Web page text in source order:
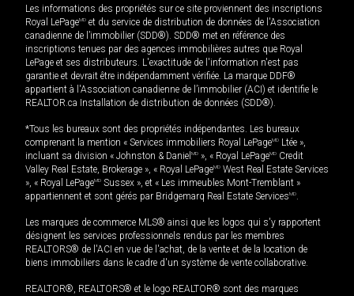
Les informations des propriétés sur ce site proviennent des inscriptions
Royal LePageMD et du service de distribution de données de l'Association
canadienne de l’immobilier (SDD®). SDD® met en référence des
inscriptions tenues par des agences immobilières autres que Royal
LePage et ses distributeurs. L'exactitude de l'information n'est pas
garantie et devrait être indépendamment vérifiée. La marque DDF®
appartient à l'Association canadienne de l’immobilier (ACI) et identifie le
REALTOR.ca Installation de distribution de données (SDD®).
*Tous les bureaux sont des propriétés indépendantes. Les bureaux
comprenant la mention « Services immobiliers Royal LePageMD Ltée »,
incluant sa division « Johnston & Daniel MD », « Royal LePageMD Credit
Valley Real Estate, Brokerage », « Royal LePageMD West Real Estate Services
», « Royal LePageMD Sussex », et « Les immeubles Mont-Tremblant »
appartiennent et sont gérés par Bridgemarq Real Estate ServicesMD.
Les marques de commerce MLS® ainsi que les logos qui s'y rapportent
désignent les services professionnels rendus par les membres
REALTORS® de l'ACI en vue de l'achat, de la vente et de la location de
biens immobiliers dans le cadre d'un système de vente collaborative.
REALTOR®, REALTORS® et le logo REALTOR® sont des marques